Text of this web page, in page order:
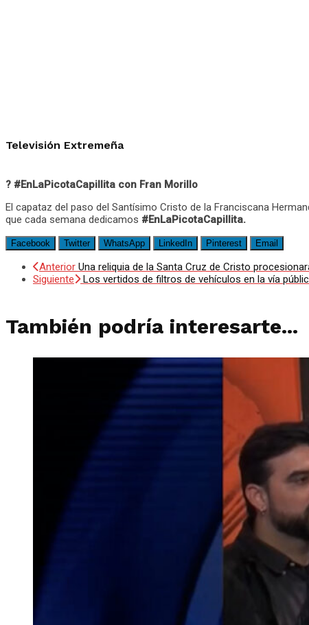
Televisión Extremeña
? #EnLaPicotaCapillita con Fran Morillo
El capataz del paso del Santísimo Cristo de la Franciscana
que cada semana dedicamos #EnLaPicotaCapillita.
Facebook Twitter WhatsApp LinkedIn Pinterest Email
Anterior Una reliquia de la Santa Cruz de Cristo
Siguiente
Los vertidos de filtros de vehículos en la vía
También podría interesarte...